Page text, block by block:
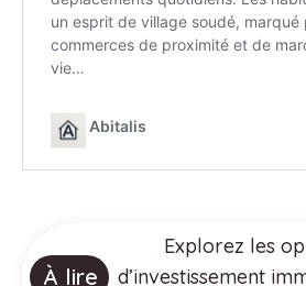
À lire
Explorez les
d’investissement